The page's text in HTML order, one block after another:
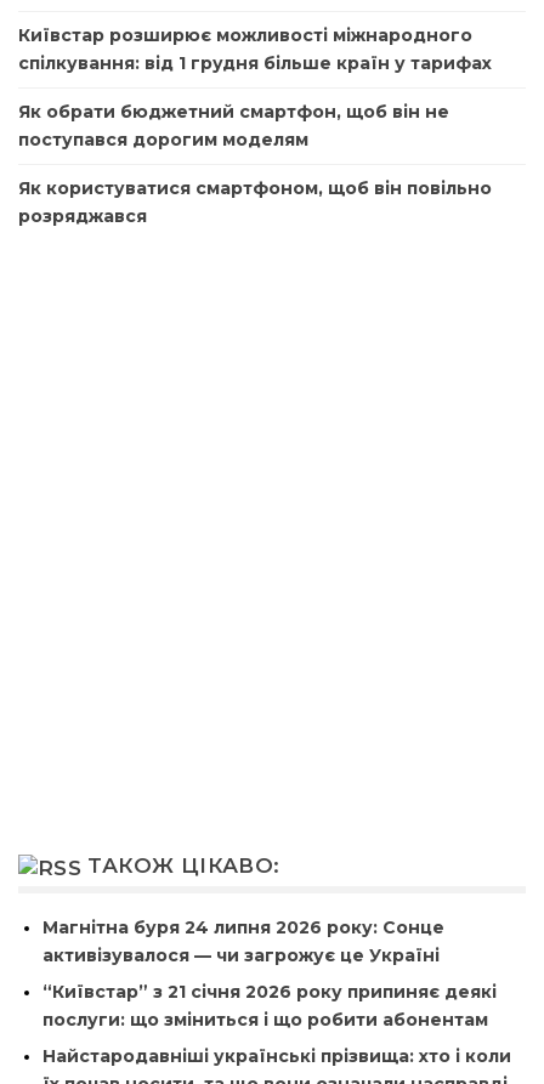
Київстар розширює можливості міжнародного
спілкування: від 1 грудня більше країн у тарифах
Як обрати бюджетний смартфон, щоб він не
поступався дорогим моделям
Як користуватися смартфоном, щоб він повільно
розряджався
ТАКОЖ ЦІКАВО:
Магнітна буря 24 липня 2026 року: Сонце
активізувалося — чи загрожує це Україні
“Київстар” з 21 січня 2026 року припиняє деякі
послуги: що зміниться і що робити абонентам
Найстародавніші українські прізвища: хто і коли